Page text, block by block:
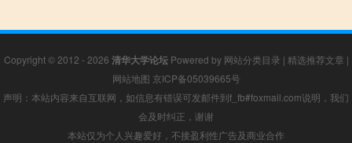
Copyright © 2012 - 2026 清华大学论坛Powered by 网站分类目录 | 精选推荐文章 |
网站地图 京ICP备05039665号
声明：本站内容来自互联网，如信息有错误可发邮件到f_fb#foxmail.com说明，我们
会及时纠正，谢谢
本站仅为个人兴趣爱好，不接盈利性广告及商业合作